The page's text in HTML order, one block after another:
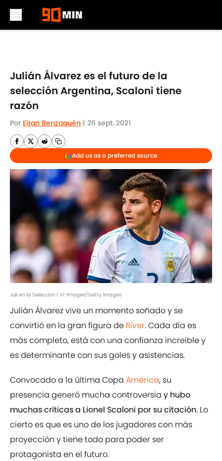
Julián Álvarez es el futuro de la
selección Argentina, Scaloni tiene
razón
Por Eitan Benzaquén | 26 sept. 2021
Add us as a preferred source
Juli en la Selección | VI-Images/Getty Images
Julián Álvarez vive un momento soñado y se
convirtió en la gran figura de River. Cada día es
más completo, está con una confianza increíble y
es determinante con sus goles y asistencias.
Convocado a la última Copa América, su
presencia generó mucha controversia y hubo
muchas críticas a Lionel Scaloni por su citación. Lo
cierto es que es uno de los jugadores con más
proyección y tiene todo para poder ser
protagonista en el futuro.